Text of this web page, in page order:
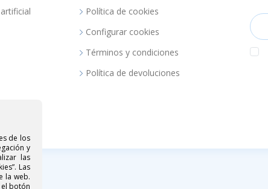
Política de cookies
Configurar cookies
Términos y condiciones
Política de devoluciones
de los
y
las
Las
la web.
botón